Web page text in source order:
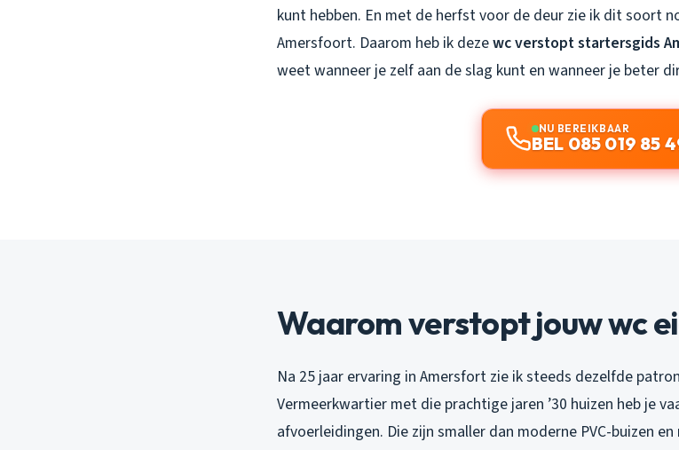
kunt hebben. En met de herfst voor de deur zie ik dit soort
Amersfoort. Daarom heb ik dezewc verstopt startersgids
weet wanneer je zelf aan de slag kunt en wanneer je beter
NU BEREIKBAAR
BEL 085 019 85
Waarom verstopt jouw wc
Na 25 jaar ervaring in Amersfort zie ik steeds dezelfde
Vermeerkwartier met die prachtige jaren ’30 huizen heb je
afvoerleidingen. Die zijn smaller dan moderne PVC-buizen